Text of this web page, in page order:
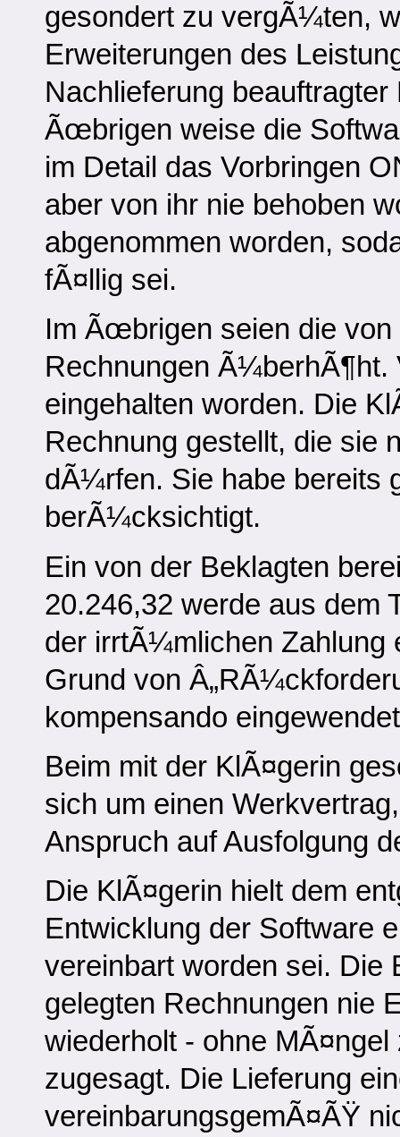
gesondert zu vergÃ¼ten,
Erweiterungen des
Nachlieferung
Ãœbrigen weise die
im Detail das Vorbringen
aber von ihr nie behoben
abgenommen worden,
fÃ¤llig sei.
Im Ãœbrigen seien die
Rechnungen Ã¼berhÃ¶ht.
eingehalten worden. Die
Rechnung gestellt, die sie
dÃ¼rfen. Sie habe bereits
berÃ¼cksichtigt.
Ein von der Beklagten
20.246,32 werde aus dem
der irrtÃ¼mlichen Zahlung
Grund von
kompensando
Beim mit der KlÃ¤gerin
sich um einen
Anspruch auf Ausfolgung
Die KlÃ¤gerin hielt dem
Entwicklung der Software
vereinbart worden sei. Die
gelegten Rechnungen nie
wiederholt - ohne
zugesagt. Die Lieferung
vereinbarungsgemÃ¤ÃŸ